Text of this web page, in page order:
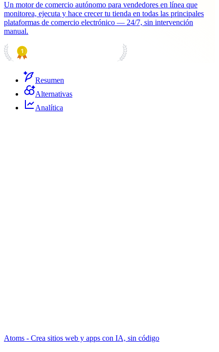
Un motor de comercio autónomo para vendedores en línea que
monitorea, ejecuta y hace crecer tu tienda en todas las principales
plataformas de comercio electrónico — 24/7, sin intervención
manual.
Resumen
Alternativas
Analítica
Atoms - Crea sitios web y apps con IA, sin código